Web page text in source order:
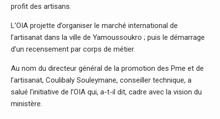
profit des artisans.
L’OIA projette d’organiser le marché international de
l’artisanat dans la ville de Yamoussoukro ; puis le démarrage
d’un recensement par corps de métier.
Au nom du directeur général de la promotion des Pme et de
l’artisanat, Coulibaly Souleymane, conseiller technique, a
salué l’initiative de l’OIA qui, a-t-il dit, cadre avec la vision du
ministère.